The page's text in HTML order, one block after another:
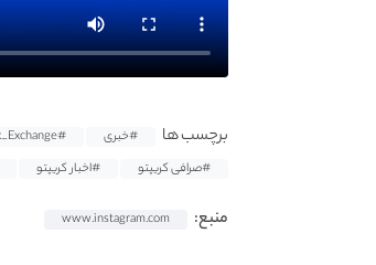
برچسب ها #خبری #Wallex_Exchange
#صرافی کریپتو
#اخبار کریپتو
منبع: www.instagram.com